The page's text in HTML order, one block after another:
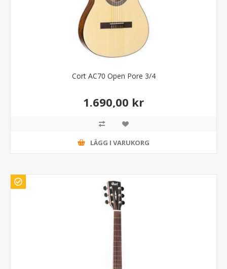
Cort AC70 Open Pore 3/4
1.690,00 kr
LÄGG I VARUKORG